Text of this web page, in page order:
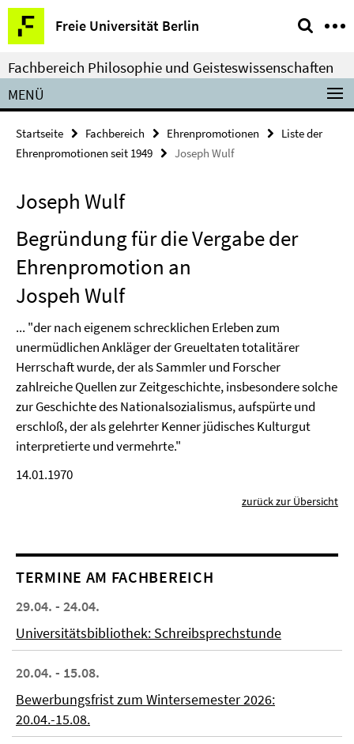
Springe
direkt
zu
Inhalt
Freie Universität Berlin
Service-
Navigation
Fachbereich Philosophie und Geisteswissenschaften
MENÜ
Startseite Fachbereich Ehrenpromotionen
Liste der
Ehrenpromotionen seit 1949
Joseph Wulf
Joseph Wulf
Begründung für die Vergabe der
Ehrenpromotion an
Jospeh Wulf
... "der nach eigenem schrecklichen Erleben zum
unermüdlichen Ankläger der Greueltaten totalitärer
Herrschaft wurde, der als Sammler und Forscher
zahlreiche Quellen zur Zeitgeschichte, insbesondere solche
zur Geschichte des Nationalsozialismus, aufspürte und
erschloß, der als gelehrter Kenner jüdisches Kulturgut
interpretierte und vermehrte."
14.01.1970
zurück zur Übersicht
TERMINE AM FACHBEREICH
29.04. - 24.04.
Universitätsbibliothek: Schreibsprechstunde
20.04. - 15.08.
Bewerbungsfrist zum Wintersemester 2026:
20.04.-15.08.